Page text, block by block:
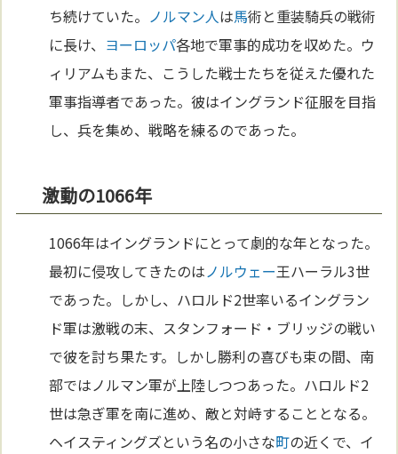
ち続けていた。 ノルマン人は馬術と重装騎兵の戦術
に長け、 ヨーロッパ各地で軍事的成功を収めた。ウ
ィリアムもまた、こうした戦士たちを従えた優れた
軍事指導者であった。彼はイングランド征服を目指
し、兵を集め、戦略を練るのであった。
激動の1066年
1066年はイングランドにとって劇的な年となった。
最初に侵攻してきたのはノルウェー王ハーラル3世
であった。しかし、ハロルド2世率いるイングラン
ド軍は激戦の末、スタンフォード・ブリッジの戦い
で彼を討ち果たす。しかし勝利の喜びも束の間、南
部ではノルマン軍が上陸しつつあった。ハロルド2
世は急ぎ軍を南に進め、敵と対峙することとなる。
ヘイスティングズという名の小さな町の近くで、イ